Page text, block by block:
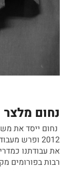
נחום מלצר
נחום ייסד את
את עבודתנו
רבות בפורומים